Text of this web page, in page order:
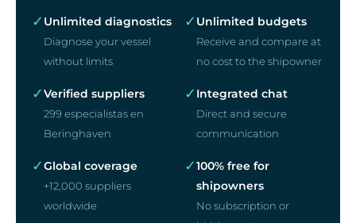
✓ Unlimited diagnostics
Diagnose your vessel
without limits
✓ Unlimited budgets
Receive and compare at
no cost to the shipowner
✓Verified suppliers
299 especialistas en
Beringhaven
✓ Integrated chat
Direct and secure
communication
✓Global coverage
+12,000 suppliers
worldwide
✓100% free for
shipowners
No subscription or